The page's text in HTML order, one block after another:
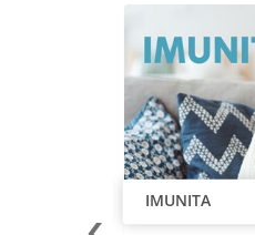
IMUNITA